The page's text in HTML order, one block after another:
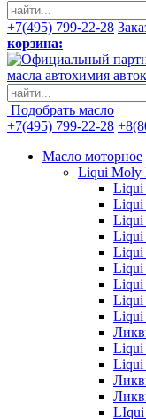
+7(495) 799-22-28
корзина:
масла автохимия
Подобрать масло
+7(495) 799-22-28
Масло моторное
Liqui Moly
Liqui
Liqui
Liqui
Liqui
Liqui
Liqui
Liqui
Liqui
Liqui
Liqui
Liqui
LIqui